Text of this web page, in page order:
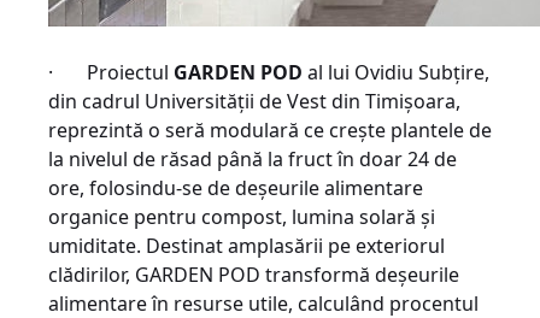
· Proiectul GARDEN POD al lui Ovidiu Subțire,
din cadrul Universității de Vest din Timișoara,
reprezintă o seră modulară ce crește plantele de
la nivelul de răsad până la fruct în doar 24 de
ore, folosindu-se de deșeurile alimentare
organice pentru compost, lumina solară și
umiditate. Destinat amplasării pe exteriorul
clădirilor, GARDEN POD transformă deșeurile
alimentare în resurse utile, calculând procentul